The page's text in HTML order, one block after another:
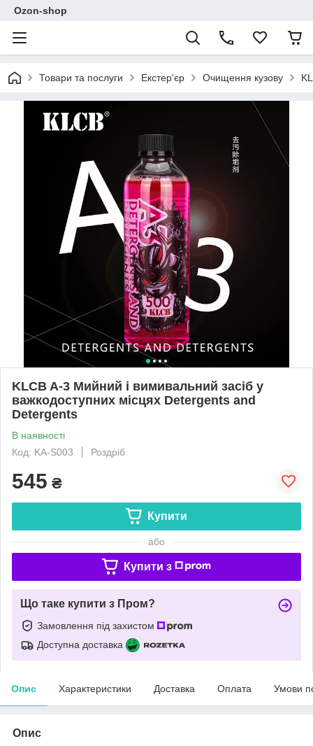
Ozon-shop
Товари та послуги Екстер'єр Очищення кузову
KLCB A-3 Мийний і вимивальний засіб у
важкодоступних місцях Detergents and
Detergents
В наявності
Код: KA-S003
Роздріб
545 ₴
Купити
або
Купити з
Що таке купити з Пром?
Замовлення під захистом
Доступна доставка
Опис Характеристики Доставка Оплата Умови
Опис